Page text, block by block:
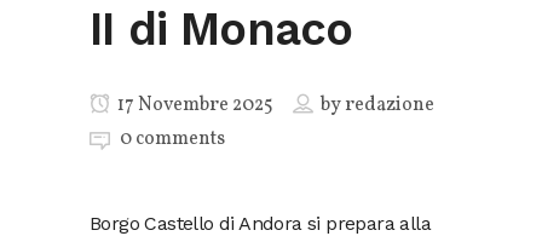
II di Monaco
17 Novembre 2025 byredazione
0 comments
Borgo Castello di Andora si prepara alla